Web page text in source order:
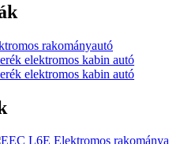
rakományautó
elektromos kabin autó
elektromos kabin autó